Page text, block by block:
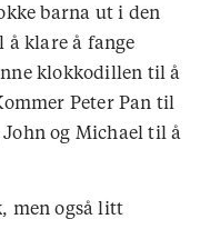
barna ut i den
å klare å fange
klokkodillen til å
Peter Pan til
John og Michael til å
men også litt